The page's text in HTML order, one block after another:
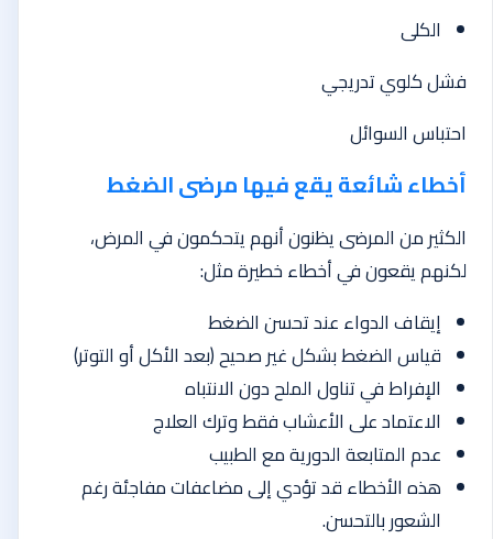
الكلى
فشل كلوي تدريجي
احتباس السوائل
أخطاء شائعة يقع فيها مرضى الضغط
الكثير من المرضى يظنون أنهم يتحكمون في المرض،
لكنهم يقعون في أخطاء خطيرة مثل:
إيقاف الدواء عند تحسن الضغط
قياس الضغط بشكل غير صحيح (بعد الأكل أو التوتر)
الإفراط في تناول الملح دون الانتباه
الاعتماد على الأعشاب فقط وترك العلاج
عدم المتابعة الدورية مع الطبيب
هذه الأخطاء قد تؤدي إلى مضاعفات مفاجئة رغم
الشعور بالتحسن.